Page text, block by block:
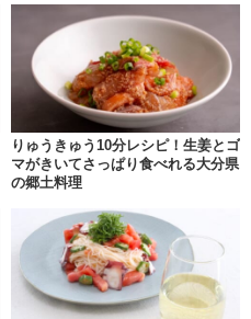
りゅうきゅう10分レシピ！生姜とゴ
マがきいてさっぱり食べれる大分県
の郷土料理